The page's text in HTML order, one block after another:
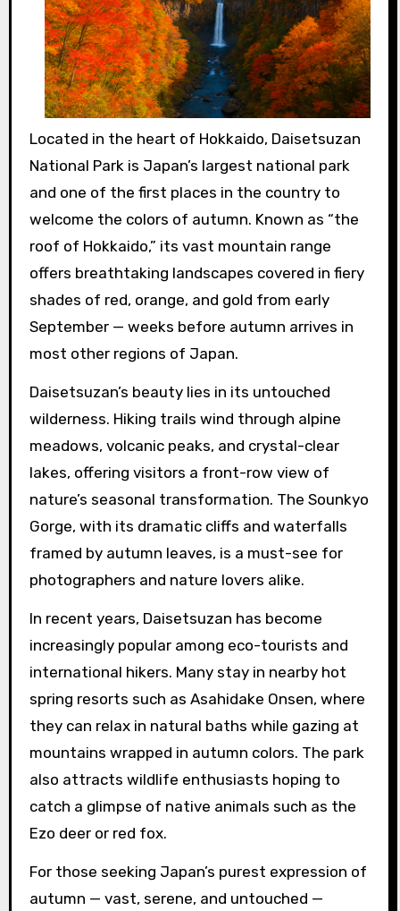
Located in the heart of Hokkaido, Daisetsuzan
National Park is Japan’s largest national park
and one of the first places in the country to
welcome the colors of autumn. Known as “the
roof of Hokkaido,” its vast mountain range
offers breathtaking landscapes covered in fiery
shades of red, orange, and gold from early
September — weeks before autumn arrives in
most other regions of Japan.
Daisetsuzan’s beauty lies in its untouched
wilderness. Hiking trails wind through alpine
meadows, volcanic peaks, and crystal-clear
lakes, offering visitors a front-row view of
nature’s seasonal transformation. The Sounkyo
Gorge, with its dramatic cliffs and waterfalls
framed by autumn leaves, is a must-see for
photographers and nature lovers alike.
In recent years, Daisetsuzan has become
increasingly popular among eco-tourists and
international hikers. Many stay in nearby hot
spring resorts such as Asahidake Onsen, where
they can relax in natural baths while gazing at
mountains wrapped in autumn colors. The park
also attracts wildlife enthusiasts hoping to
catch a glimpse of native animals such as the
Ezo deer or red fox.
For those seeking Japan’s purest expression of
autumn — vast, serene, and untouched —